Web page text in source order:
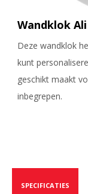
Wandklok
Deze wandklok
kunt
geschikt maakt
inbegrepen.
SPECIFICATIES